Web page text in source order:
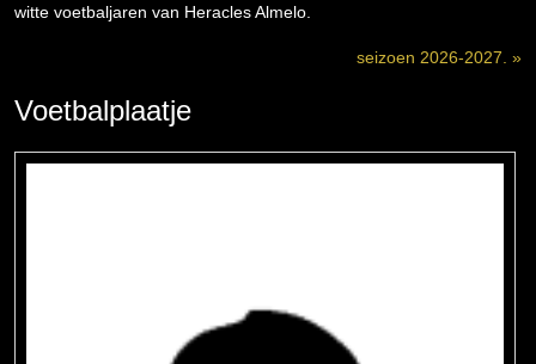
witte voetbaljaren van Heracles Almelo.
seizoen 2026-2027. »
Voetbalplaatje